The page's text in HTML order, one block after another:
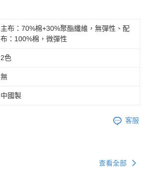
主布：70%棉+30%聚酯纖維，無彈性、配
布：100%棉，微彈性
2色
無
中國製
客服
查看全部